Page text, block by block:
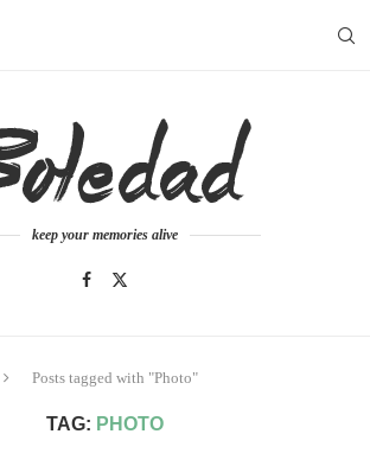
keep your memories alive
Posts tagged with "Photo"
TAG: PHOTO